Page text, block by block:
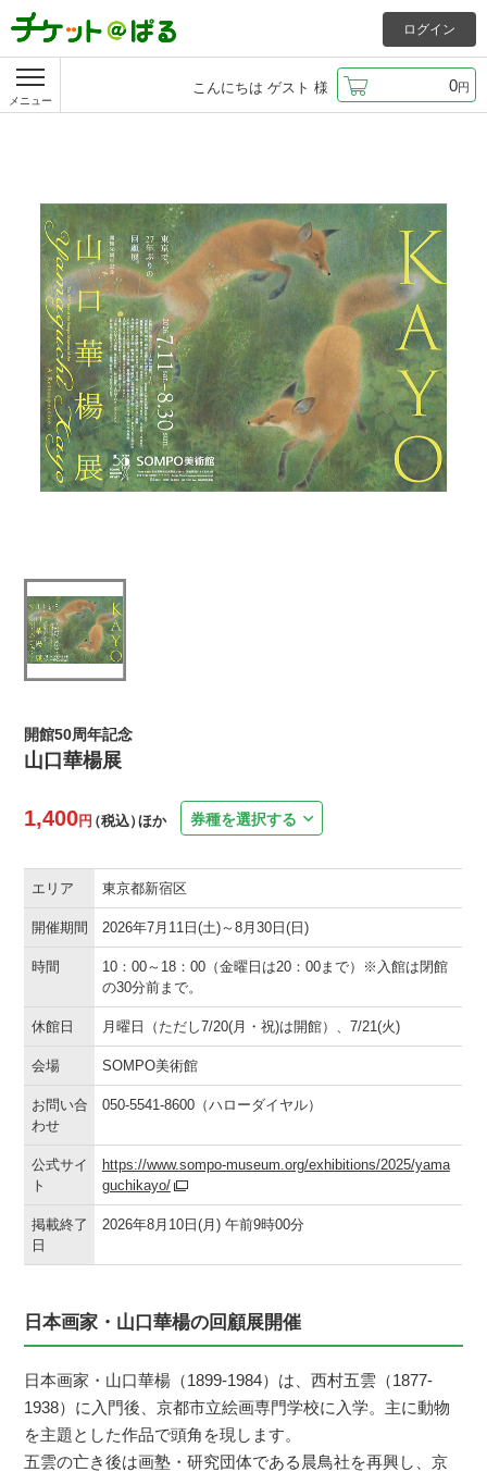
メニュー
こんにちは ゲスト 様 0円
ログイン
開館50周年記念
山口華楊展
1,400円（税込）ほか 券種を選択する
エリア 東京都新宿区
開催期間 2026年7月11日(土)～8月30日(日)
時間
10：00～18：00（金曜日は20：00まで）※入館は閉館
の30分前まで。
休館日 月曜日（ただし7/20(月・祝)は開館）、7/21(火)
会場 SOMPO美術館
お問い合
わせ
050-5541-8600（ハローダイヤル）
公式サイ
ト
https://www.sompo-museum.org/exhibitions/2025/yama
guchikayo/
掲載終了
日
2026年8月10日(月) 午前9時00分
日本画家・山口華楊の回顧展開催
日本画家・山口華楊（1899-1984）は、西村五雲（1877-
1938）に入門後、京都市立絵画専門学校に入学。主に動物
を主題とした作品で頭角を現します。
五雲の亡き後は画塾・研究団体である晨鳥社を再興し、京